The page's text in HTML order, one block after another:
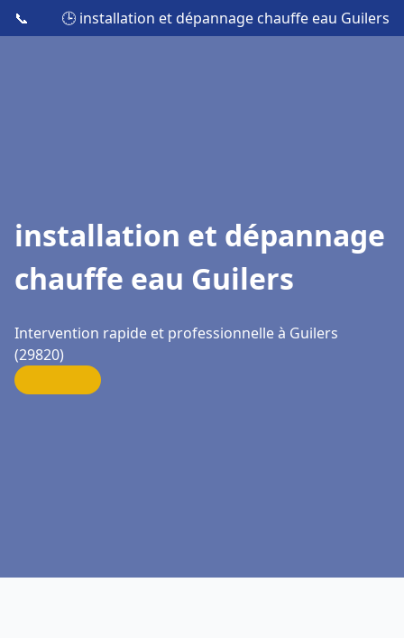
📞 🕒 installation et dépannage chauffe eau Guilers
installation et dépannage
chauffe eau Guilers
Intervention rapide et professionnelle à Guilers
(29820)